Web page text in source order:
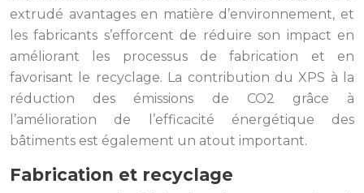
extrudé avantages en matière d’environnement, et
les fabricants s’efforcent de réduire son impact en
améliorant les processus de fabrication et en
favorisant le recyclage. La contribution du XPS à la
réduction des émissions de CO2 grâce à
l’amélioration de l’efficacité énergétique des
bâtiments est également un atout important.
Fabrication et recyclage